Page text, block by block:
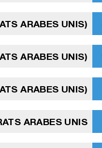
ARABES UNIS)
ARABES UNIS)
ARABES UNIS)
ARABES UNIS